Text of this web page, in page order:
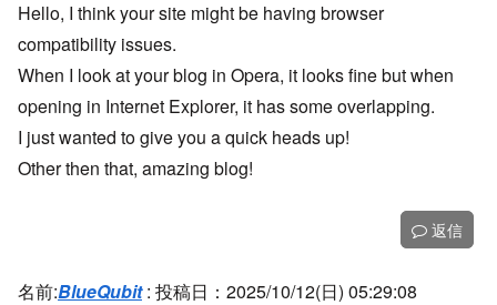
Hello, I think your site might be having browser
compatibility issues.
When I look at your blog in Opera, it looks fine but when
opening in Internet Explorer, it has some overlapping.
I just wanted to give you a quick heads up!
Other then that, amazing blog!
返信
名前:BlueQubit: 投稿日：2025/10/12(日) 05:29:08